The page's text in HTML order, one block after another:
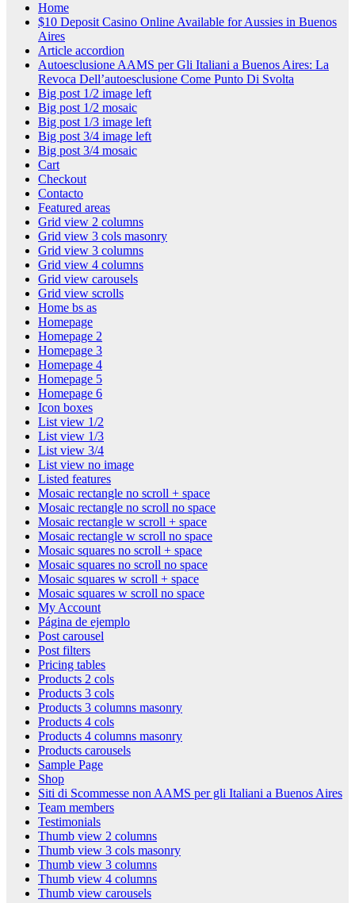
Home
$10 Deposit Casino Online Available for Aussies in Buenos
Aires
Article accordion
Autoesclusione AAMS per Gli Italiani a Buenos Aires: La
Revoca Dell’autoesclusione Come Punto Di Svolta
Big post 1/2 image left
Big post 1/2 mosaic
Big post 1/3 image left
Big post 3/4 image left
Big post 3/4 mosaic
Cart
Checkout
Contacto
Featured areas
Grid view 2 columns
Grid view 3 cols masonry
Grid view 3 columns
Grid view 4 columns
Grid view carousels
Grid view scrolls
Home bs as
Homepage
Homepage 2
Homepage 3
Homepage 4
Homepage 5
Homepage 6
Icon boxes
List view 1/2
List view 1/3
List view 3/4
List view no image
Listed features
Mosaic rectangle no scroll + space
Mosaic rectangle no scroll no space
Mosaic rectangle w scroll + space
Mosaic rectangle w scroll no space
Mosaic squares no scroll + space
Mosaic squares no scroll no space
Mosaic squares w scroll + space
Mosaic squares w scroll no space
My Account
Página de ejemplo
Post carousel
Post filters
Pricing tables
Products 2 cols
Products 3 cols
Products 3 columns masonry
Products 4 cols
Products 4 columns masonry
Products carousels
Sample Page
Shop
Siti di Scommesse non AAMS per gli Italiani a Buenos Aires
Team members
Testimonials
Thumb view 2 columns
Thumb view 3 cols masonry
Thumb view 3 columns
Thumb view 4 columns
Thumb view carousels